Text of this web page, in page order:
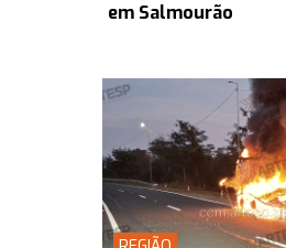
em Salmourão